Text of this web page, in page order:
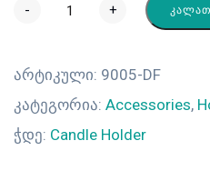
- +
არტიკული: 9005-DF
კატეგორია: Accessories,
ჭდე: Candle Holder